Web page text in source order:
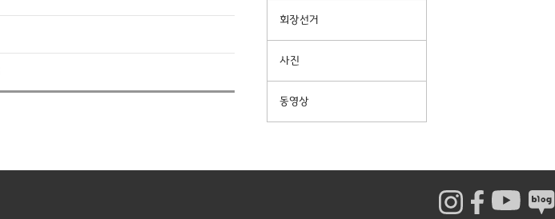
회장선거
사진
동영상